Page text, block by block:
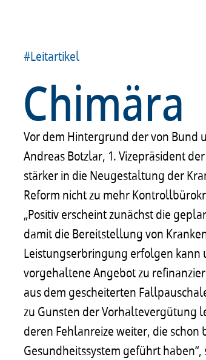
#Leitartikel
Chimära
Vor dem Hintergrund der von
Andreas Botzlar, 1. Vizepräsident
stärker in die Neugestaltung der
Reform nicht zu mehr
„Positiv erscheint zunächst die
damit die Bereitstellung von
Leistungserbringung erfolgen
vorgehaltene Angebot zu
aus dem gescheiterten
zu Gunsten der Vorhaltevergütung
deren Fehlanreize weiter, die
Gesundheitssystem geführt